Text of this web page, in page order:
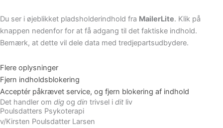
Du ser i øjeblikket pladsholderindhold fra MailerLite. Klik på
knappen nedenfor for at få adgang til det faktiske indhold.
Bemærk, at dette vil dele data med tredjepartsudbydere.
Flere oplysninger
Fjern indholdsblokering
Acceptér påkrævet service, og fjern blokering af indhold
Det handler om dig og din trivsel i dit liv
Poulsdatters Psykoterapi
v/Kirsten Poulsdatter Larsen